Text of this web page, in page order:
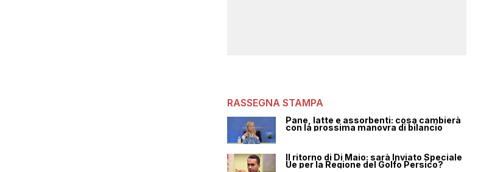
RASSEGNA STAMPA
Pane, latte e assorbenti: cosa cambierà
con la prossima manovra di bilancio
Il ritorno di Di Maio: sarà Inviato Speciale
Ue per la Regione del Golfo Persico?